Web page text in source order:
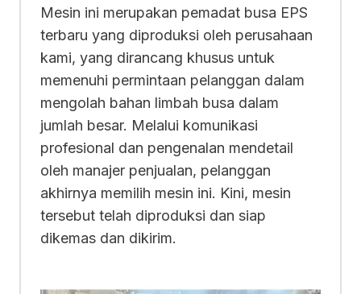
Mesin ini merupakan pemadat busa EPS
terbaru yang diproduksi oleh perusahaan
kami, yang dirancang khusus untuk
memenuhi permintaan pelanggan dalam
mengolah bahan limbah busa dalam
jumlah besar. Melalui komunikasi
profesional dan pengenalan mendetail
oleh manajer penjualan, pelanggan
akhirnya memilih mesin ini. Kini, mesin
tersebut telah diproduksi dan siap
dikemas dan dikirim.